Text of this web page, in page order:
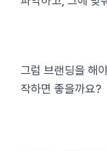
그럼 브랜딩을 해
작하면 좋을까요?